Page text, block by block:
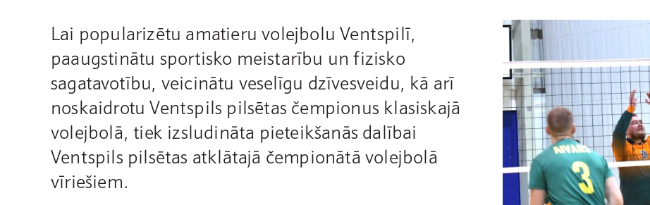
Lai popularizētu amatieru volejbolu Ventspilī,
paaugstinātu sportisko meistarību un fizisko
sagatavotību, veicinātu veselīgu dzīvesveidu, kā arī
noskaidrotu Ventspils pilsētas čempionus klasiskajā
volejbolā, tiek izsludināta pieteikšanās dalībai
Ventspils pilsētas atklātajā čempionātā volejbolā
vīriešiem.